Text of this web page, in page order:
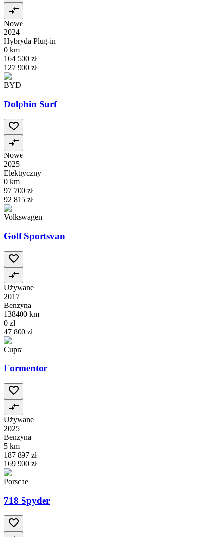
Nowe
2024
Hybryda Plug-in
0 km
164 500 zł
127 900 zł
BYD
Dolphin Surf
Nowe
2025
Elektryczny
0 km
97 700 zł
92 815 zł
Volkswagen
Golf Sportsvan
Używane
2017
Benzyna
138400 km
0 zł
47 800 zł
Cupra
Formentor
Używane
2025
Benzyna
5 km
187 897 zł
169 900 zł
Porsche
718 Spyder